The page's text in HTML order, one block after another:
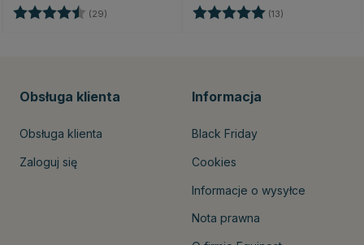
Ocena: (29) 4.5 na 5 gwiazdekOcena: (13)
Obsługa klienta
Obsługa klienta
Zaloguj się
Informacja
Black Friday
Cookies
Informacje o wysyłce
Nota prawna